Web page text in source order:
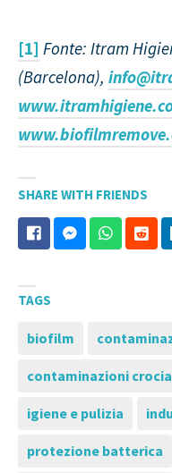
[1] Fonte: Itram
(Barcelona),
SHARE WITH FRIENDS
TAGS
biofilm
contaminazioni
igiene e pulizia
protezione batterica